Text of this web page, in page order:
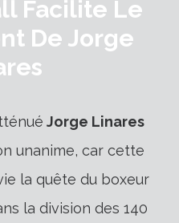
Facilite Le
De Jorge
Jorge Linares
unanime, car cette
la quête du boxeur
la division des 140